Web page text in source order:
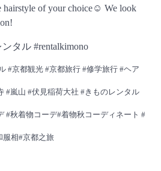
hairstyle of your choice☺ We look
タル #rentalkimono
#京都観光 #京都旅行 #修学旅行 #ヘア
#嵐山 #伏見稲荷大社 #きものレンタル
#秋着物コーデ#着物秋コーディネート #
服相#京都之旅